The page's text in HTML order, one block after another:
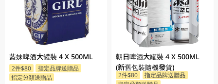
藍妹啤酒大罐裝 4 X 500ML
2件$80
指定品牌送贈品
指定分類送贈品
朝日啤酒大罐裝 4 X 500ML
(新舊包裝隨機發貨)
2件$80
指定品牌送贈品